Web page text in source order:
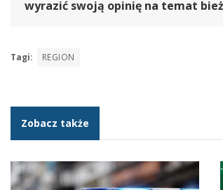
wyrazić swoją opinię na temat
Tagi: REGION
Zobacz także